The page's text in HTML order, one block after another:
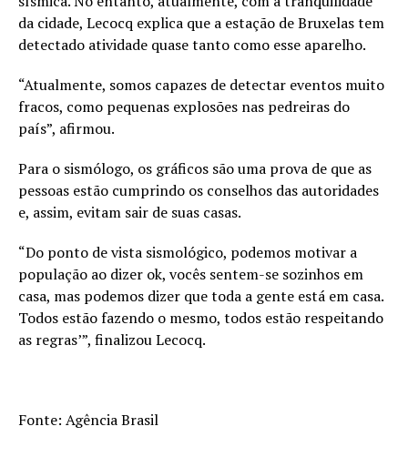
da cidade, Lecocq explica que a estação de Bruxelas tem
detectado atividade quase tanto como esse aparelho.
“Atualmente, somos capazes de detectar eventos muito
fracos, como pequenas explosões nas pedreiras do
país”, afirmou.
Para o sismólogo, os gráficos são uma prova de que as
pessoas estão cumprindo os conselhos das autoridades
e, assim, evitam sair de suas casas.
“Do ponto de vista sismológico, podemos motivar a
população ao dizer ok, vocês sentem-se sozinhos em
casa, mas podemos dizer que toda a gente está em casa.
Todos estão fazendo o mesmo, todos estão respeitando
as regras’”, finalizou Lecocq.
Fonte: Agência Brasil